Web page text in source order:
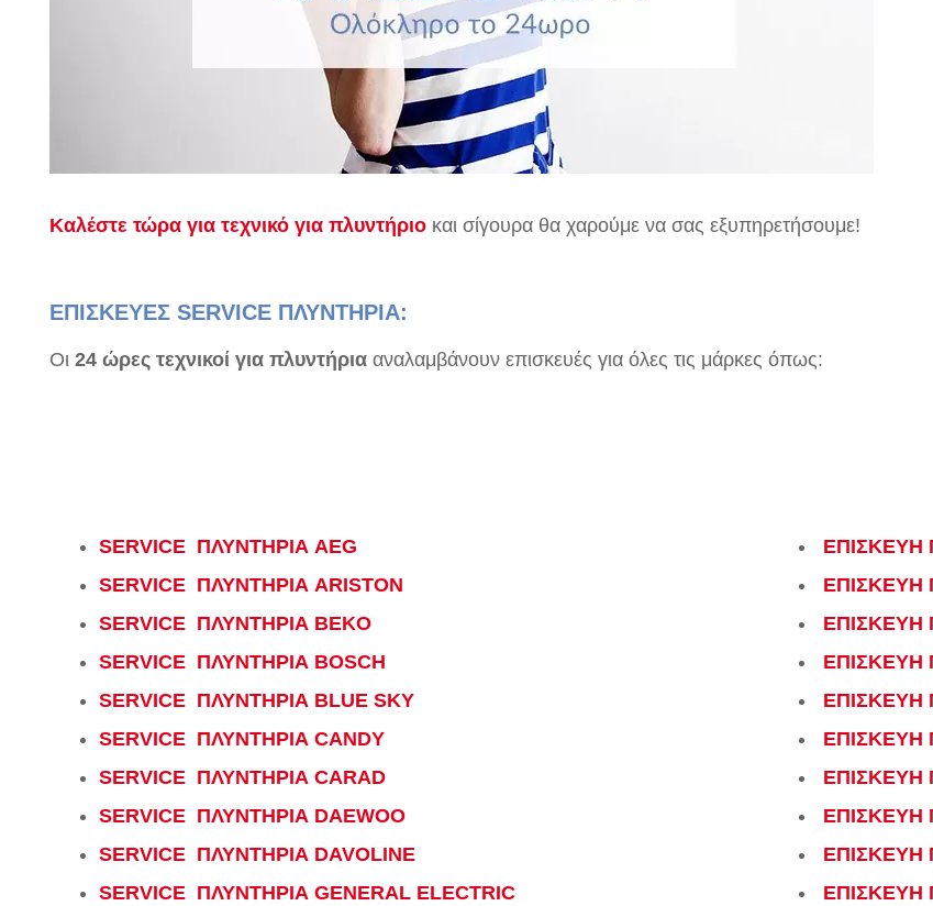
Καλέστε τώρα για τεχνικό για πλυντήριο και σίγουρα θα χαρούμε να σας εξυπηρετήσουμε!
ΕΠΙΣΚΕΥΕΣ SERVICE ΠΛΥΝΤΗΡΙΑ:
Οι 24 ώρες τεχνικοί για πλυντήρια αναλαμβάνουν επισκευές για όλες τις μάρκες όπως:
SERVICE ΠΛΥΝΤΗΡΙΑ AEG
SERVICE ΠΛΥΝΤΗΡΙΑ ARISTON
SERVICE ΠΛΥΝΤΗΡΙΑ BEKO
SERVICE ΠΛΥΝΤΗΡΙΑ BOSCH
SERVICE ΠΛΥΝΤΗΡΙΑ BLUE SKY
SERVICE ΠΛΥΝΤΗΡΙΑ CANDY
SERVICE ΠΛΥΝΤΗΡΙΑ CARAD
SERVICE ΠΛΥΝΤΗΡΙΑ DAEWOO
SERVICE ΠΛΥΝΤΗΡΙΑ DAVOLINE
SERVICE ΠΛΥΝΤΗΡΙΑ GENERAL ELECTRIC
ΕΠΙΣΚΕΥΗ
ΕΠΙΣΚΕΥΗ
ΕΠΙΣΚΕΥΗ
ΕΠΙΣΚΕΥΗ
ΕΠΙΣΚΕΥΗ
ΕΠΙΣΚΕΥΗ
ΕΠΙΣΚΕΥΗ
ΕΠΙΣΚΕΥΗ
ΕΠΙΣΚΕΥΗ
ΕΠΙΣΚΕΥΗ